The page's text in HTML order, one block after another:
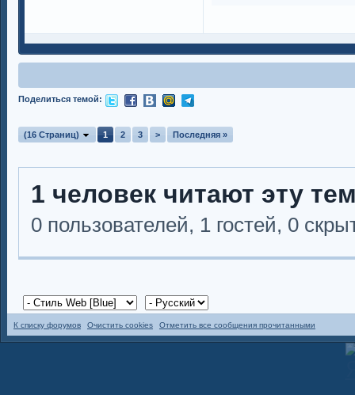
Поделиться темой:
(16 Страниц) 1 2 3 > Последняя »
1 человек читают эту
0 пользователей, 1 гостей, 0
К списку форумов Очистить cookies Отметить все сообщения прочитанными